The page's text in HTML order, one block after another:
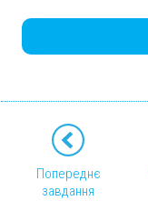
Попереднє
завдання